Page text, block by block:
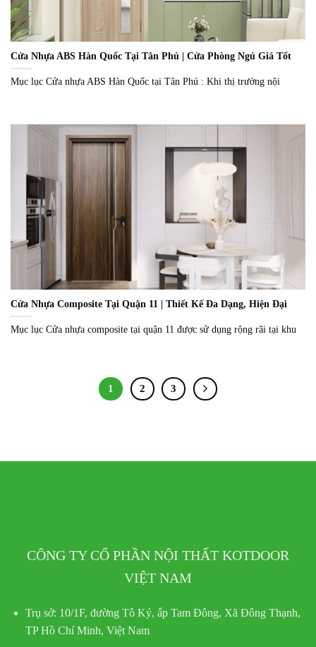
Cửa Nhựa ABS Hàn Quốc Tại Tân Phú | Cửa Phòng Ngủ Giá Tốt
Mục lục Cửa nhựa ABS Hàn Quốc tại Tân Phú : Khi thị trường nội
Cửa Nhựa Composite Tại Quận 11 | Thiết Kế Đa Dạng, Hiện Đại
Mục lục Cửa nhựa composite tại quận 11 được sử dụng rộng rãi tại khu
1 2 3
CÔNG TY CỔ PHẦN NỘI THẤT KOTDOOR
VIỆT NAM
Trụ sở: 10/1F, đường Tô Ký, ấp Tam Đông, Xã Đông Thạnh,
TP Hồ Chí Minh, Việt Nam